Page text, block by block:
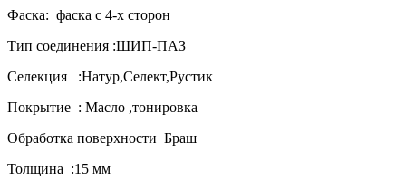
Фаска: фаскa с 4-х сторон
Тип соединения :ШИП-ПАЗ
Селекция :Натур,Селект,Рустик
Покрытие : Масло ,тонировка
Обработка поверхности Браш
Толщина :15 мм